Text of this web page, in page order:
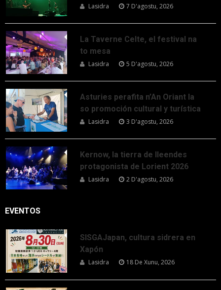
Lasidra 7 D'agostu, 2026
La Taverne Celte, el festival na
to mesa
Lasidra 5 D'agostu, 2026
Asturies perafita n’An Oriant la
so promoción cultural y turística
Lasidra 3 D'agostu, 2026
Kernow, la tierra de lleendes
protagonista de Lorient 2026
Lasidra 2 D'agostu, 2026
EVENTOS
SISGAJapan, cultura sidrera en
Xapón
Lasidra 18 De Xunu, 2026